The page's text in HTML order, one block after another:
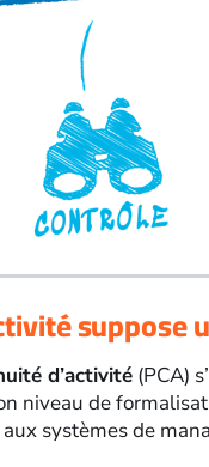
suppose
d’activité(PCA)
niveau de
systèmes de